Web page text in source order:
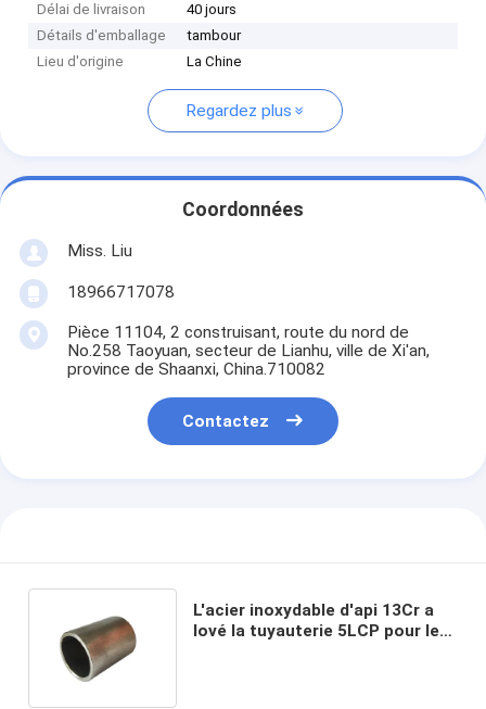
Délai de livraison
40 jours
Détails d'emballage
tambour
Lieu d'origine
La Chine
Regardez plus
Coordonnées
Miss. Liu
18966717078
Pièce 11104, 2 construisant, route du nord de
No.258 Taoyuan, secteur de Lianhu, ville de Xi'an,
province de Shaanxi, China.710082
Contactez
L'acier inoxydable d'api 13Cr a
lové la tuyauterie 5LCP pour le